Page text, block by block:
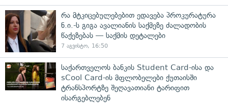
რა მტკიცებულებებით ედავება პროკურატურა
ნ.ი.-ს გიგა ავალიანის საქმეზე ძალადობის
წაქეზებას — საქმის დეტალები
7 აგვისტო, 16:50
საქართველოს ბანკის Student Card-ისა და
sCool Card-ის მფლობელები ქუთაისში
ტრანსპორტზე შეღავათიანი ტარიფით
ისარგებლებენ